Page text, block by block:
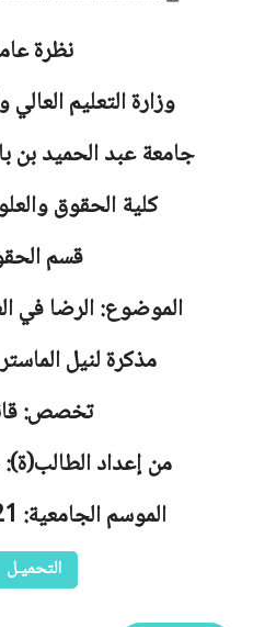
نظرة
وزارة التعليم
جامعةعبد الحميد بن
كلية الحقوق
قسم
الموضوع: الرضا في
مذكرة لنيل
تخصص:
من إعداد
الموسم الجامعية: 2021 / 2022
التحميـل